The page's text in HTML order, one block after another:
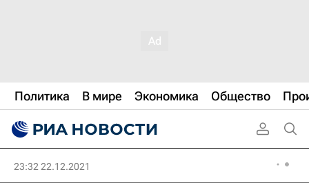
Политика В мире Экономика Общество
23:32 22.12.2021